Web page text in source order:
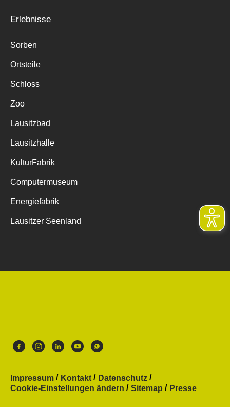
Erlebnisse
Sorben
Ortsteile
Schloss
Zoo
Lausitzbad
Lausitzhalle
KulturFabrik
Computermuseum
Energiefabrik
Lausitzer Seenland
Impressum Kontakt
Datenschutz
Cookie-Einstellungen ändern
Sitemap Presse